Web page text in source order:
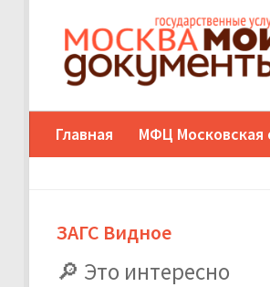
Главная МФЦ Московская
ЗАГС Видное
Это интересно